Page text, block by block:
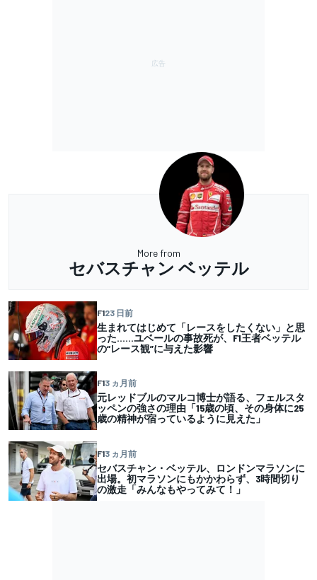
More from
セバスチャン ベッテル
F123 日前
生まれてはじめて「レースをしたくない」と思
った……ユベールの事故死が、F1王者ベッテル
の“レース観”に与えた影響
F13 ヵ月前
元レッドブルのマルコ博士が語る、フェルスタ
ッペンの強さの理由「15歳の頃、その身体に25
歳の精神が宿っているように見えた」
F13 ヵ月前
セバスチャン・ベッテル、ロンドンマラソンに
出場。初マラソンにもかかわらず、3時間切り
の激走「みんなもやってみて！」